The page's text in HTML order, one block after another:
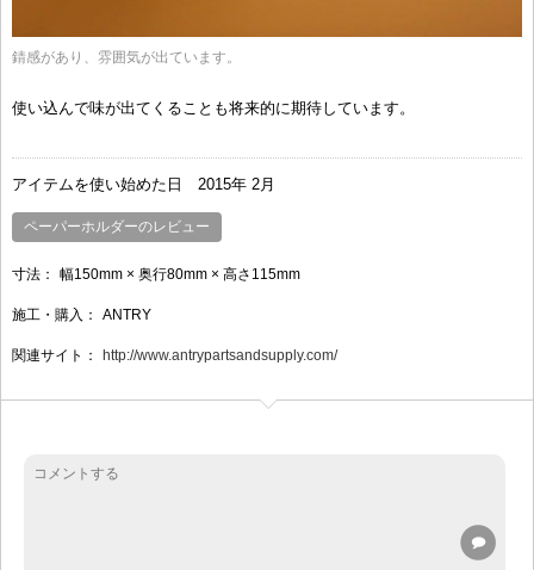
錆感があり、雰囲気が出ています。
使い込んで味が出てくることも将来的に期待しています。
アイテムを使い始めた日 2015年 2月
ペーパーホルダーのレビュー
寸法： 幅150mm × 奥行80mm × 高さ115mm
施工・購入： ANTRY
関連サイト： http://www.antrypartsandsupply.com/